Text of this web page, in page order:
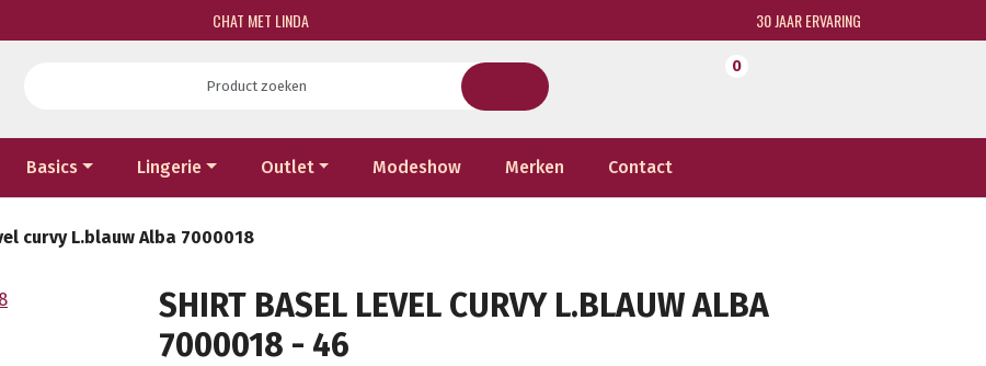
CHAT MET LINDA 30 JAAR ERVARING
0
Basics Lingerie Outlet Modeshow Merken Contact
curvy L.blauw Alba 7000018
SHIRT BASEL LEVEL CURVY L.BLAUW ALBA
7000018 - 46